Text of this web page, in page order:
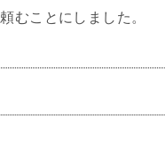
むことにしました。